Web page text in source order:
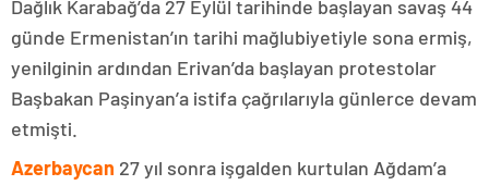
Dağlık Karabağ’da 27 Eylül tarihinde başlayan savaş 44
günde Ermenistan’ın tarihi mağlubiyetiyle sona ermiş,
yenilginin ardından Erivan’da başlayan protestolar
Başbakan Paşinyan’a istifa çağrılarıyla günlerce devam
etmişti.
Azerbaycan 27 yıl sonra işgalden kurtulan Ağdam’a